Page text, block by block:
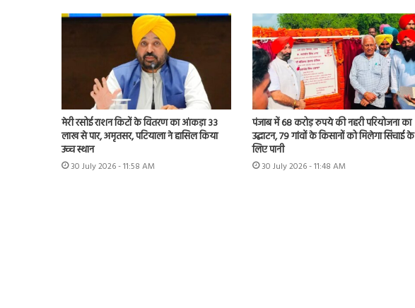
मेरी रसोई राशन किटों के वितरण का आंकड़ा 33
लाख से पार, अमृतसर, पटियाला ने हासिल किया
उच्च स्थान
30 July 2026 - 11:58 AM
पंजाब में 68 करोड़ रुपये की नहरी परियोजना का
उद्घाटन, 79 गांवों के किसानों को मिलेगा सिंचाई के
लिए पानी
30 July 2026 - 11:48 AM